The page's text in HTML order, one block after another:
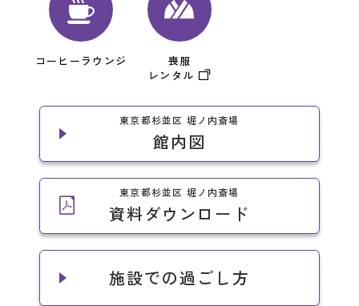
コーヒーラウンジ
喪服
レンタル
東京都杉並区 堀ノ内斎場
館内図
東京都杉並区 堀ノ内斎場
資料ダウンロード
施設での過ごし方